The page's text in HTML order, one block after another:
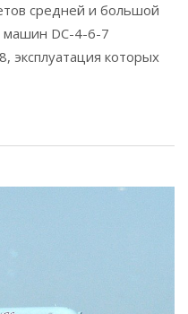
средней и большой
машин DC-4-6-7
эксплуатация которых